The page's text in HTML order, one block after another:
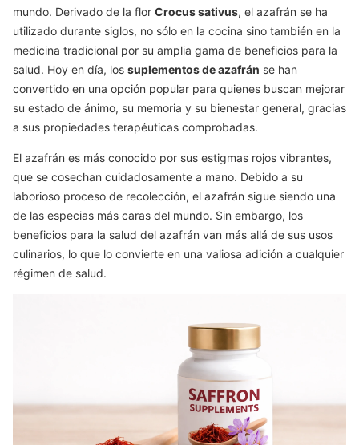
mundo. Derivado de la flor Crocus sativus, el azafrán se ha
utilizado durante siglos, no sólo en la cocina sino también en la
medicina tradicional por su amplia gama de beneficios para la
salud. Hoy en día, los suplementos de azafrán se han
convertido en una opción popular para quienes buscan mejorar
su estado de ánimo, su memoria y su bienestar general, gracias
a sus propiedades terapéuticas comprobadas.
El azafrán es más conocido por sus estigmas rojos vibrantes,
que se cosechan cuidadosamente a mano. Debido a su
laborioso proceso de recolección, el azafrán sigue siendo una
de las especias más caras del mundo. Sin embargo, los
beneficios para la salud del azafrán van más allá de sus usos
culinarios, lo que lo convierte en una valiosa adición a cualquier
régimen de salud.